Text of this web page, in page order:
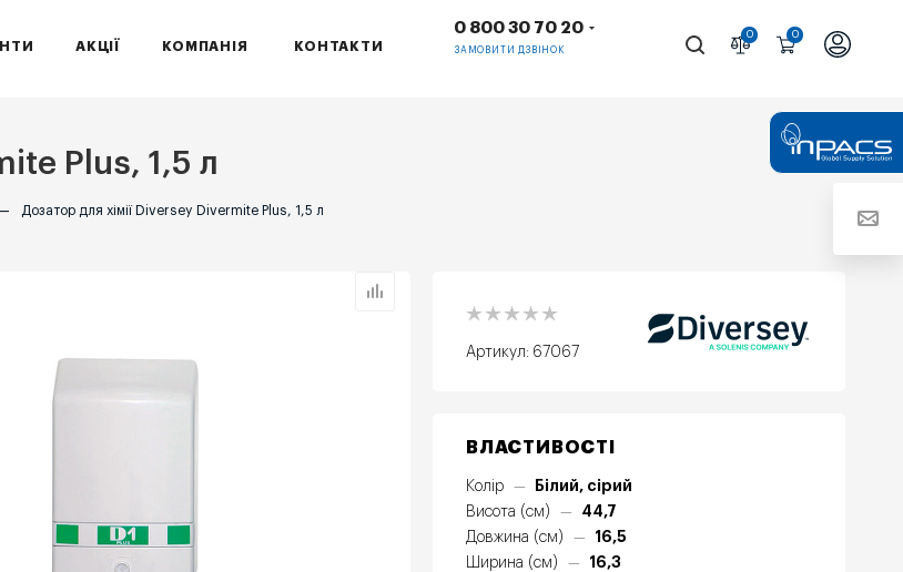
0 0
0 800 30 70 20
ЗАМОВИТИ ДЗВІНОК
АКЦІЇ КОМПАНІЯ КОНТАКТИ
Plus, 1,5 л
Дозатор для хімії Diversey Divermite Plus, 1,5 л
Артикул: 67067
ВЛАСТИВОСТІ
Колір —
Білий, сірий
Висота (см)
—
44,7
Довжина (см)
—
16,5
Ширина (см)
—
16,3